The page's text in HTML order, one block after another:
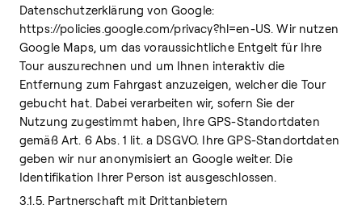
Datenschutzerklärung von Google:
https://policies.google.com/privacy?hl=en-US. Wir nutzen
Google Maps, um das voraussichtliche Entgelt für Ihre
Tour auszurechnen und um Ihnen interaktiv die
Entfernung zum Fahrgast anzuzeigen, welcher die Tour
gebucht hat. Dabei verarbeiten wir, sofern Sie der
Nutzung zugestimmt haben, Ihre GPS-Standortdaten
gemäß Art. 6 Abs. 1 lit. a DSGVO. Ihre GPS-Standortdaten
geben wir nur anonymisiert an Google weiter. Die
Identifikation Ihrer Person ist ausgeschlossen.
3.1.5. Partnerschaft mit Drittanbietern